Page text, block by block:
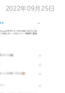
2022年09月25日